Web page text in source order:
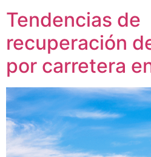
Tendencias de
recuperación
por carretera